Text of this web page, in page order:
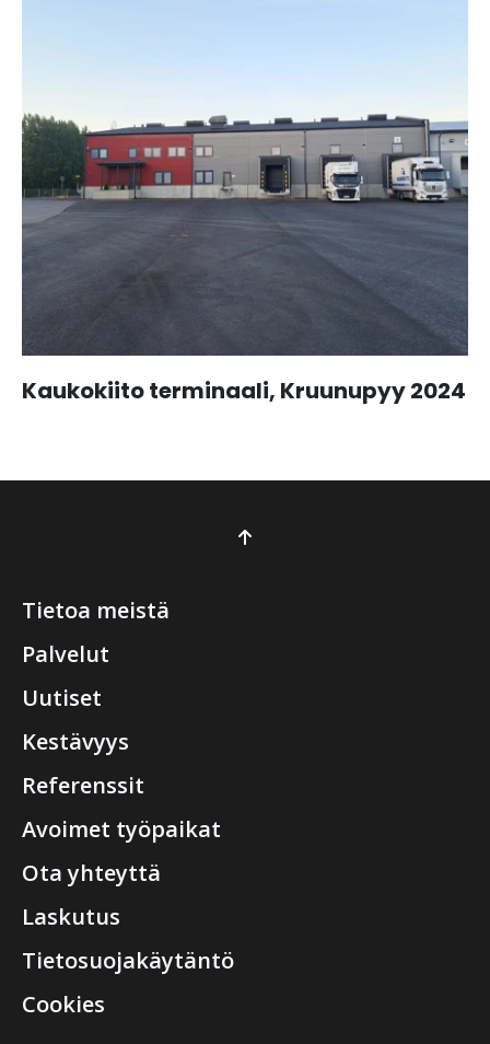
Kaukokiito terminaali, Kruunupyy 2024
Tietoa meistä
Palvelut
Uutiset
Kestävyys
Referenssit
Avoimet työpaikat
Ota yhteyttä
Laskutus
Tietosuojakäytäntö
Cookies